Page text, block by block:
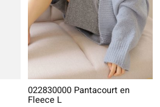
022830000 Pantacourt en
Fleece L